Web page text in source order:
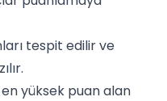
tespit edilir ve
yüksek puan alan